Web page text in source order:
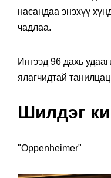
насандаа энэхүү
чадлаа.
Ингээд 96 дахь
ялагчидтай
Шилдэг
"Oppenheimer"